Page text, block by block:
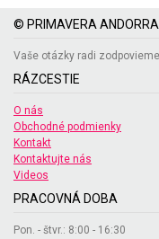
© PRIMAVERA
Vaše otázky radi
RÁZCESTIE
O nás
Obchodné podmienky
Kontakt
Kontaktujte nás
Videos
PRACOVNÁ DOBA
Pon. - štvr.: 8:00 - 16:30